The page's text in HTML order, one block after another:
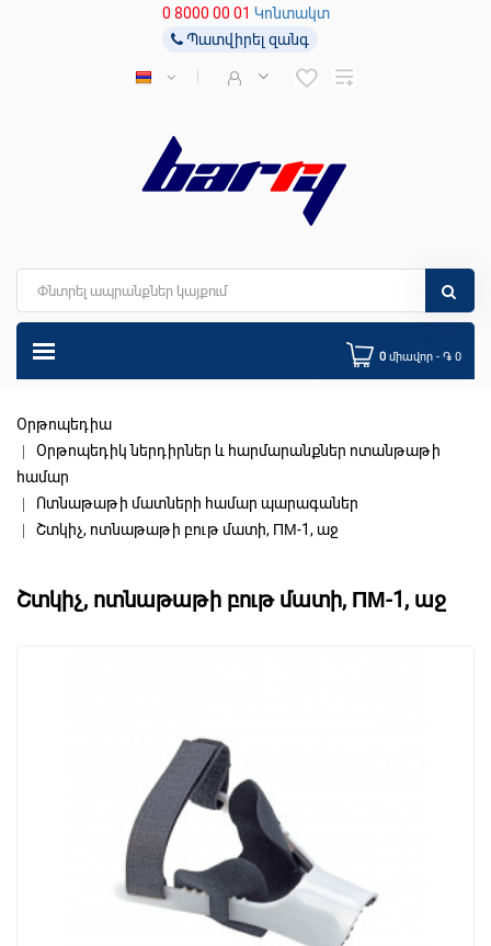
0 8000 00 01 Կոնտակտ
Պատվիրել զանգ
0 միավոր - ֏ 0
Օրթոպեդիա
Օրթոպեդիկ ներդիրներ և հարմարանքներ ոտանթաթի
համար
Ոտնաթաթի մատների համար պարագաներ
Շտկիչ, ոտնաթաթի բութ մատի, ПМ-1, աջ
Շտկիչ, ոտնաթաթի բութ մատի, ПМ-1, աջ